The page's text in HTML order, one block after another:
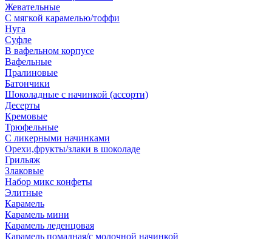
Жевательные
С мягкой карамелью/тоффи
Нуга
Суфле
В вафельном корпусе
Вафельные
Пралиновые
Батончики
Шоколадные с начинкой (ассорти)
Десерты
Кремовые
Трюфельные
С ликерными начинками
Орехи,фрукты/злаки в шоколаде
Грильяж
Злаковые
Набор микс конфеты
Элитные
Карамель
Карамель мини
Карамель леденцовая
Карамель помадная/с молочной начинкой